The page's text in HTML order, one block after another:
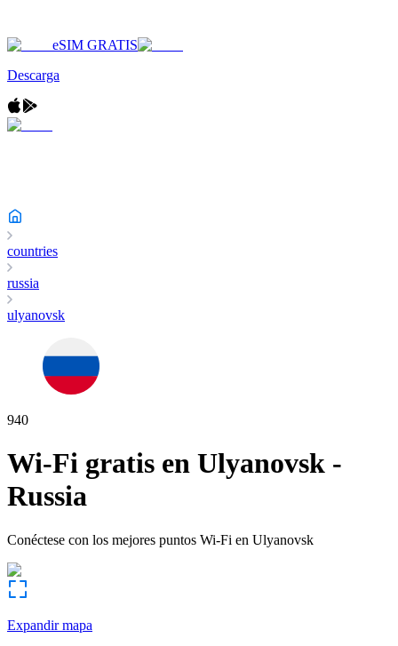
eSIM GRATIS
Descarga
countries
russia
ulyanovsk
940
Wi-Fi gratis en Ulyanovsk -
Russia
Conéctese con los mejores puntos Wi-Fi en Ulyanovsk
Expandir mapa